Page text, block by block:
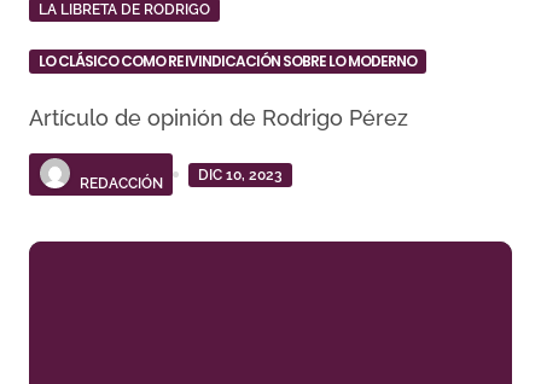
LA LIBRETA DE RODRIGO
LO CLÁSICO COMO REIVINDICACIÓN SOBRE LO MODERNO
Artículo de opinión de Rodrigo Pérez
REDACCIÓN
DIC 10, 2023